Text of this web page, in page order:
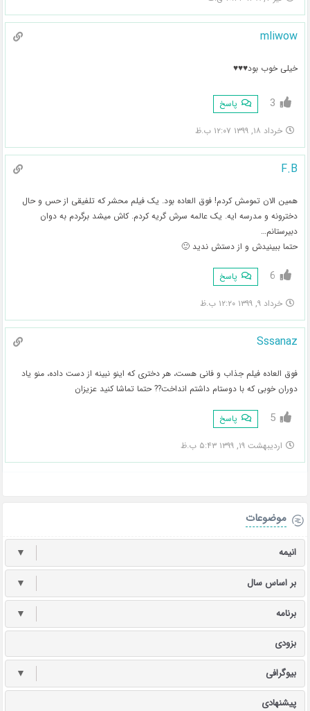
mliwow
خیلی خوب بود♥♥♥
3 پاسخ
خرداد ۱۸, ۱۳۹۹ ۱۲:۰۷ ب.ظ
F.B
همین الان تمومش کردم! فوق العاده بود. یک فیلم محشر که تلفیقی از حس و حال
دخترونه و مدرسه ایه. یک عالمه سرش گریه کردم. کاش میشد برگردم به دوان
دبیرستانم…
حتما ببینیدش و از دستش ندید 🙂
6 پاسخ
خرداد ۹, ۱۳۹۹ ۱۲:۲۰ ب.ظ
Sssanaz
فوق العاده فیلم جذاب و فانی هست، هر دختری که اینو نبینه از دست داده، منو یاد
دوران خوبی که با دوستام داشتم انداخت?? حتما تماشا کنید عزیزان
5 پاسخ
اردیبهشت ۱۹, ۱۳۹۹ ۵:۴۳ ب.ظ
موضوعات
انیمه ▼
بر اساس سال ▼
برنامه ▼
بزودی
بیوگرافی ▼
پیشنهادی